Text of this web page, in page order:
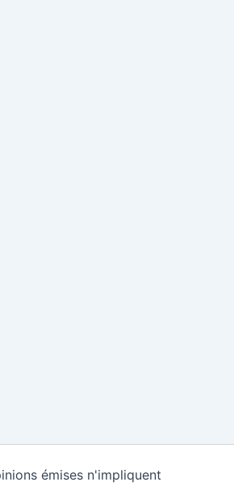
émises n'impliquent